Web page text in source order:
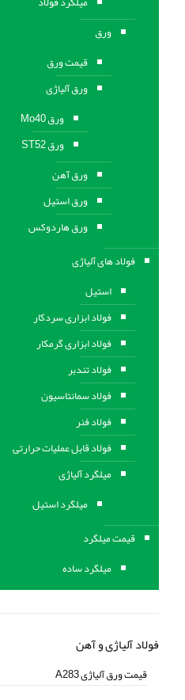
ورق
قیمت ورق
ورق آلیاژی
ورق Mo40
ورق ST52
ورق آهن
ورق استيل
ورق هاردوکس
فولاد های آلیاژی
استیل
فولاد ابزاری سردکار
فولاد ابزاری گرمکار
فولاد تندبر
فولاد سمانتاسیون
فولاد فنر
فولاد قابل عملیات حرارتی
ميلگرد آلیاژی
میلگرد استیل
قیمت میلگرد
میلگرد ساده
فولاد آلیاژی و آهن
قیمت ورق آلیاژی A283